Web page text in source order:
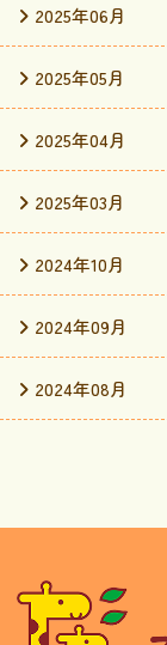
2025年06月
2025年05月
2025年04月
2025年03月
2024年10月
2024年09月
2024年08月